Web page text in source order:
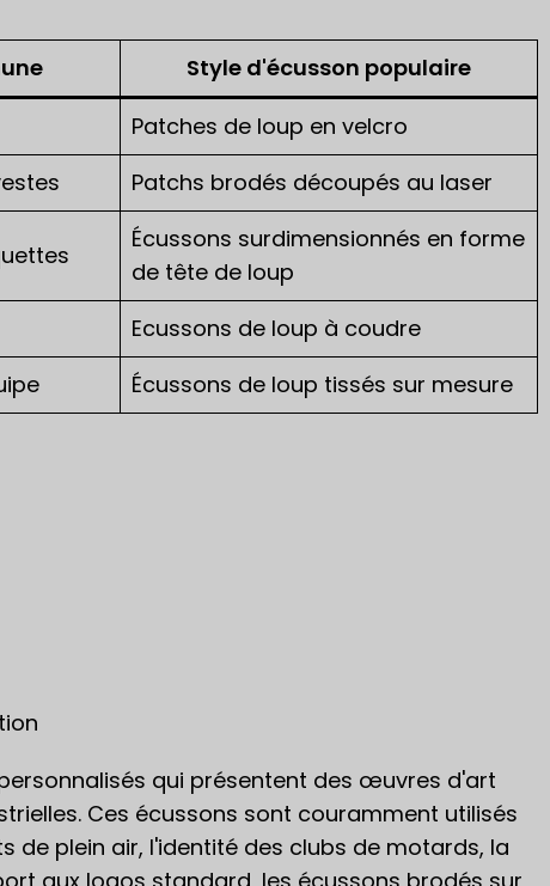
Style d'écusson populaire
Patches de loup en velcro
Patchs brodés découpés au laser
Écussons surdimensionnés en forme
de tête de loup
Ecussons de loup à coudre
Écussons de loup tissés sur mesure
qui présentent des œuvres d'art
Ces écussons sont couramment utilisés
de plein air, l'identité des clubs de motards, la